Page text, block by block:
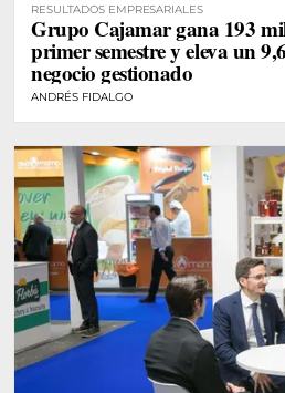
RESULTADOS EMPRESARIALES
Grupo Cajamar gana 193
primer semestre y eleva un
negocio gestionado
ANDRÉS FIDALGO